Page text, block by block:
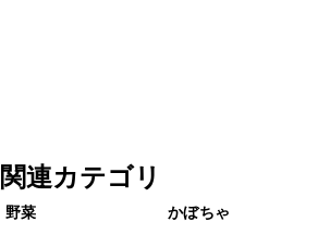
関連カテゴリ
野菜 かぼちゃ